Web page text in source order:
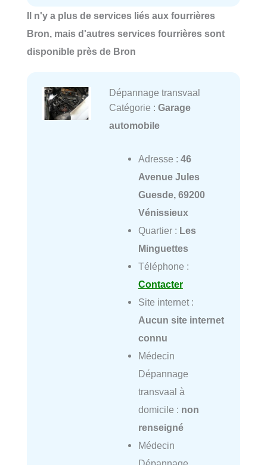
Il n'y a plus de services liés aux fourrières
Bron, mais d'autres services fourrières sont
disponible près de Bron
Dépannage transvaal
Catégorie : Garage
automobile
Adresse : 46
Avenue Jules
Guesde, 69200
Vénissieux
Quartier : Les
Minguettes
Téléphone :
Contacter
Site internet :
Aucun site internet
connu
Médecin
Dépannage
transvaal à
domicile : non
renseigné
Médecin